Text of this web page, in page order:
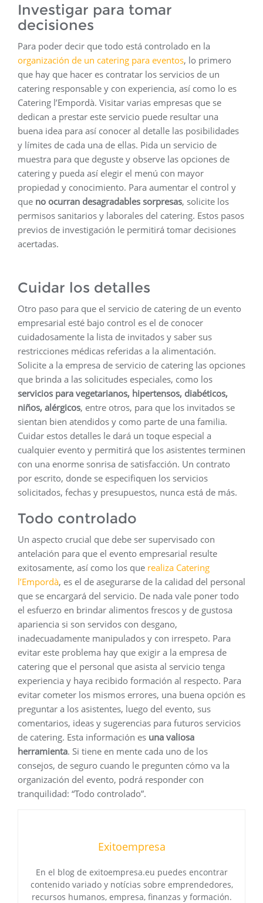
Investigar para tomar
decisiones
Para poder decir que todo está controlado en la
organización de un catering para eventos, lo primero
que hay que hacer es contratar los servicios de un
catering responsable y con experiencia, así como lo es
Catering l’Empordà. Visitar varias empresas que se
dedican a prestar este servicio puede resultar una
buena idea para así conocer al detalle las posibilidades
y límites de cada una de ellas. Pida un servicio de
muestra para que deguste y observe las opciones de
catering y pueda así elegir el menú con mayor
propiedad y conocimiento. Para aumentar el control y
que no ocurran desagradables sorpresas, solicite los
permisos sanitarios y laborales del catering. Estos pasos
previos de investigación le permitirá tomar decisiones
acertadas.
Cuidar los detalles
Otro paso para que el servicio de catering de un evento
empresarial esté bajo control es el de conocer
cuidadosamente la lista de invitados y saber sus
restricciones médicas referidas a la alimentación.
Solicite a la empresa de servicio de catering las opciones
que brinda a las solicitudes especiales, como los
servicios para vegetarianos, hipertensos, diabéticos,
niños, alérgicos, entre otros, para que los invitados se
sientan bien atendidos y como parte de una familia.
Cuidar estos detalles le dará un toque especial a
cualquier evento y permitirá que los asistentes terminen
con una enorme sonrisa de satisfacción. Un contrato
por escrito, donde se especifiquen los servicios
solicitados, fechas y presupuestos, nunca está de más.
Todo controlado
Un aspecto crucial que debe ser supervisado con
antelación para que el evento empresarial resulte
exitosamente, así como los que realiza Catering
l’Empordà, es el de asegurarse de la calidad del personal
que se encargará del servicio. De nada vale poner todo
el esfuerzo en brindar alimentos frescos y de gustosa
apariencia si son servidos con desgano,
inadecuadamente manipulados y con irrespeto. Para
evitar este problema hay que exigir a la empresa de
catering que el personal que asista al servicio tenga
experiencia y haya recibido formación al respecto. Para
evitar cometer los mismos errores, una buena opción es
preguntar a los asistentes, luego del evento, sus
comentarios, ideas y sugerencias para futuros servicios
de catering. Esta información es una valiosa
herramienta. Si tiene en mente cada uno de los
consejos, de seguro cuando le pregunten cómo va la
organización del evento, podrá responder con
tranquilidad: “Todo controlado”.
Exitoempresa
En el blog de exitoempresa.eu puedes encontrar
contenido variado y notícias sobre emprendedores,
recursos humanos, empresa, finanzas y formación.